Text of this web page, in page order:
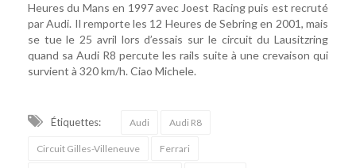
Heures du Mans en 1997 avec Joest Racing puis est recruté
par Audi. Il remporte les 12 Heures de Sebring en 2001, mais
se tue le 25 avril lors d’essais sur le circuit du Lausitzring
quand sa Audi R8 percute les rails suite à une crevaison qui
survient à 320 km/h. Ciao Michele.
Étiquettes: Audi Audi R8
Circuit Gilles-Villeneuve Ferrari